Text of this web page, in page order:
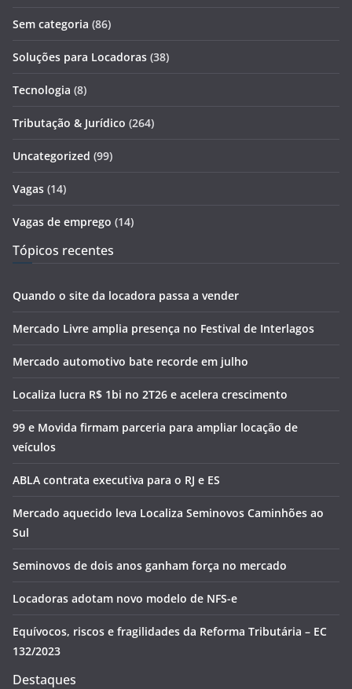
Sem categoria (86)
Soluções para Locadoras (38)
Tecnologia (8)
Tributação & Jurídico (264)
Uncategorized (99)
Vagas (14)
Vagas de emprego (14)
Tópicos recentes
Quando o site da locadora passa a vender
Mercado Livre amplia presença no Festival de Interlagos
Mercado automotivo bate recorde em julho
Localiza lucra R$ 1bi no 2T26 e acelera crescimento
99 e Movida firmam parceria para ampliar locação de
veículos
ABLA contrata executiva para o RJ e ES
Mercado aquecido leva Localiza Seminovos Caminhões ao
Sul
Seminovos de dois anos ganham força no mercado
Locadoras adotam novo modelo de NFS-e
Equívocos, riscos e fragilidades da Reforma Tributária – EC
132/2023
Destaques